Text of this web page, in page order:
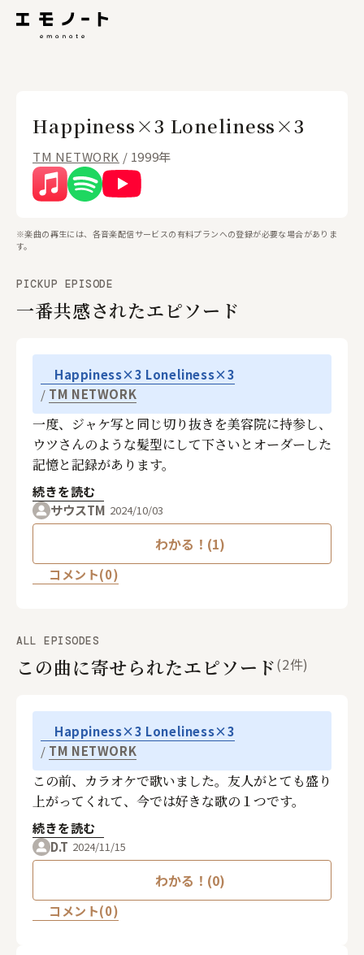
Happiness×3 Loneliness×3
TM NETWORK / 1999年
※楽曲の再生には、各音楽配信サービスの有料プランへの登録が必要な場合がありま
す。
PICKUP EPISODE
一番共感されたエピソード
Happiness×3 Loneliness×3
TM NETWORK
一度、ジャケ写と同じ切り抜きを美容院に持参し、
ウツさんのような髪型にして下さいとオーダーした
記憶と記録があります。
続きを読む
サウスTM 2024/10/03
わかる！(1)
コメント(0)
ALL EPISODES
この曲に寄せられたエピソード(2件)
Happiness×3 Loneliness×3
TM NETWORK
この前、カラオケで歌いました。友人がとても盛り
上がってくれて、今では好きな歌の１つです。
続きを読む
D.T 2024/11/15
わかる！(0)
コメント(0)